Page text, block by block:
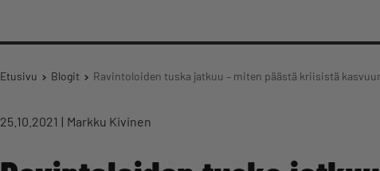
Etusivu Blogit Ravintoloiden tuska jatkuu – miten päästä kriisistä
25.10.2021 Markku Kivinen